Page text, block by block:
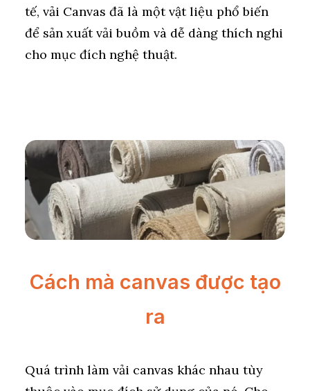
tế, vải Canvas đã là một vật liệu phổ biến
để sản xuất vải buồm và dễ dàng thích nghi
cho mục đích nghệ thuật.
Cách mà canvas được tạo
ra
Quá trình làm vải canvas khác nhau tùy